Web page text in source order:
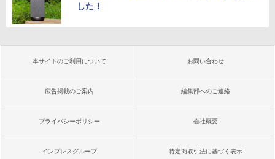
した！
本サイトのご利用について お問い合わせ
広告掲載のご案内 編集部へのご連絡
プライバシーポリシー 会社概要
インプレスグループ 特定商取引法に基づく表示